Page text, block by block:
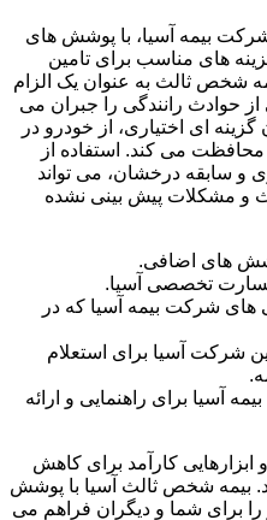
بیمه آسیا، با پوشش های
های مناسب برای تامین
شخص ثالث به عنوان یک الزام
حوادث رانندگی را جبران می
ای اختیاری، از خودرو در
می کند. استفاده از
و سابقه درخشان، می تواند
و مشکلات پیش بینی نشده
های اضافی.
خسارت تخصصی آسیا.
های شرکت بیمه آسیا که در
شرکت آسیا برای استعلام
آسیا برای راهنمایی و ارائه
کارآمد برای کاهش
بیمه شخص ثالث آسیا با پوشش
برای شما و دیگران فراهم می